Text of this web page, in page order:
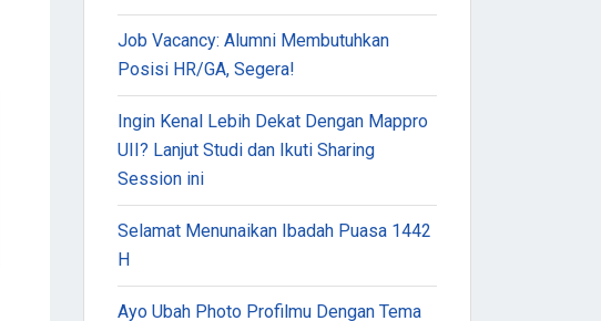
Job Vacancy: Alumni Membutuhkan
Posisi HR/GA, Segera!
Ingin Kenal Lebih Dekat Dengan Mappro
UII? Lanjut Studi dan Ikuti Sharing
Session ini
Selamat Menunaikan Ibadah Puasa 1442
H
Ayo Ubah Photo Profilmu Dengan Tema